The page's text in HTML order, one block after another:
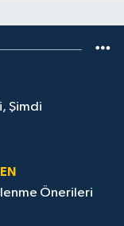
Şimdi
Önerileri